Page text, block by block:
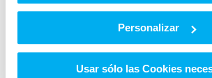
Personalizar
Usar sólo las Cookies
servicios y productos que puedan adaptarse
necesidades y puedan ser de mi interés.